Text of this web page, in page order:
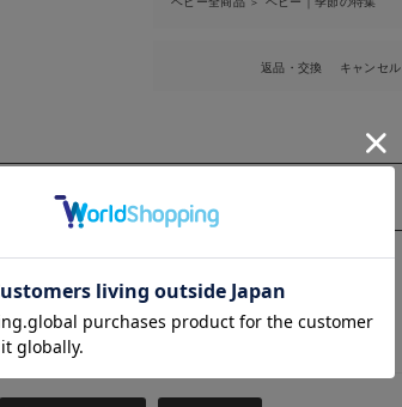
返品・交換 キャンセル
このアイテムをシェアする >
レビュー
お気に入り商品を確認する